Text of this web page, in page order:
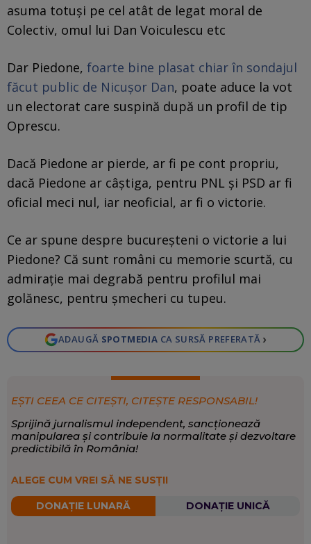
asuma totuși pe cel atât de legat moral de
Colectiv, omul lui Dan Voiculescu etc
Dar Piedone, foarte bine plasat chiar în sondajul
făcut public de Nicușor Dan, poate aduce la vot
un electorat care suspină după un profil de tip
Oprescu.
Dacă Piedone ar pierde, ar fi pe cont propriu,
dacă Piedone ar câștiga, pentru PNL și PSD ar fi
oficial meci nul, iar neoficial, ar fi o victorie.
Ce ar spune despre bucureșteni o victorie a lui
Piedone? Că sunt români cu memorie scurtă, cu
admirație mai degrabă pentru profilul mai
golănesc, pentru șmecheri cu tupeu.
ADAUGĂ SPOTMEDIA CA SURSĂ PREFERATĂ ›
EȘTI CEEA CE CITEȘTI, CITEȘTE RESPONSABIL!
Sprijină jurnalismul independent, sancționează
manipularea și contribuie la normalitate și dezvoltare
predictibilă în România!
ALEGE CUM VREI SĂ NE SUSȚII
DONAȚIE LUNARĂ DONAȚIE UNICĂ